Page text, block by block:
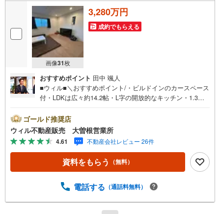
画像31枚
3,280万円
成約でもらえる
おすすめポイント 田中 颯人
■ウィル■＼おすすめポイント/・ビルドインのカースペース
付・LDKは広々約14.2帖・L字の開放的なキッチン・1.3階
通量が少なく、騒音振動の心配もなし＼駅近好立地/・名城
線「志賀本通」駅徒歩7分・大杉小学校徒歩7分・八王子中
学校徒歩8分・ヤマナカ 清水店徒歩2分＼近隣エリアも取り
扱いしております/
ゴールド推奨店
ウィル不動産販売 大曽根営業所
4.61 不動産会社レビュー 26件
資料をもらう （無料）
電話する （通話料無料）